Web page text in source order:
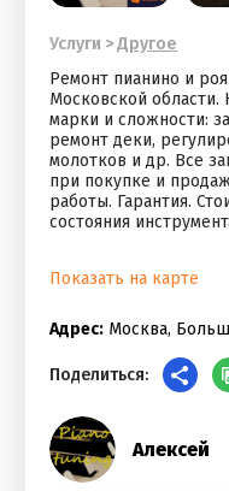
Услуги >Другое
Ремонт пианино и
Московской
марки и сложности:
ремонт деки,
молотков и др. Все
при покупке и
работы. Гарантия.
состояния
Показать на карте
Адрес: Москва,
Поделиться:
Алексей